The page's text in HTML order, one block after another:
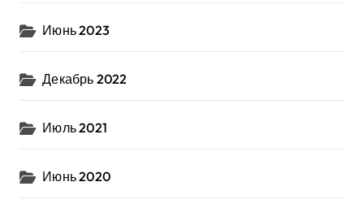
Июнь 2023
Декабрь 2022
Июль 2021
Июнь 2020